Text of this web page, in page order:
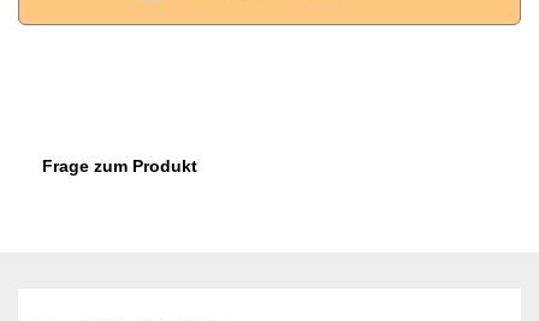
Frage zum Produkt